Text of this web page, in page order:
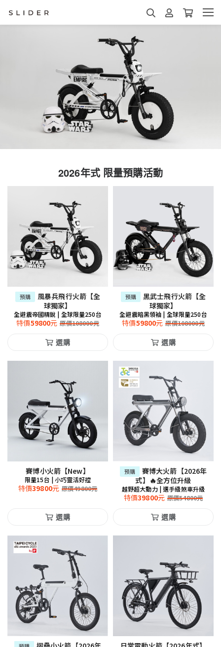
2026年式 限量預購活動
預購
風暴兵飛行火箭【全
球獨家】
全避震帝國精銳 | 全球限量250台
特價59800元 原價108000元
選購
預購
黑武士飛行火箭【全
球獨家】
全避震暗黑領袖 | 全球限量250台
特價59800元 原價108000元
選購
賽博小火箭【New】
限量15台 | 小巧靈活好控
特價39800元 原價49800元
選購
預購
賽博大火箭【2026年
式】🔥全方位升級
越野超大動力 | 選手級煞車升級
特價39800元 原價54800元
選購